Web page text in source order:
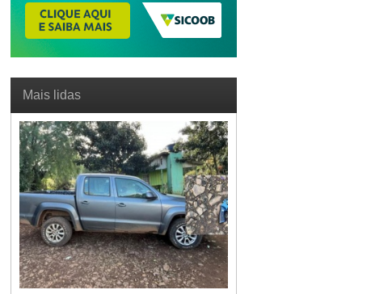
Mais lidas